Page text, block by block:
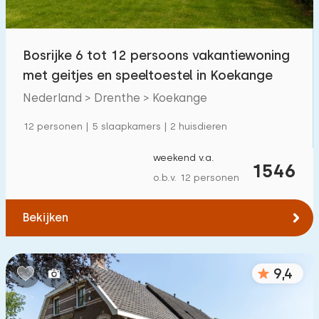
Kinderfaciliteiten op park 172
Toegankelijkheid
Bosrijke 6 tot 12 persoons vakantiewoning
met geitjes en speeltoestel in Koekange
Nederland > Drenthe > Koekange
12 personen | 5 slaapkamers | 2 huisdieren
1546
weekend v.a.
o.b.v. 12 personen
Bekijken
9,4